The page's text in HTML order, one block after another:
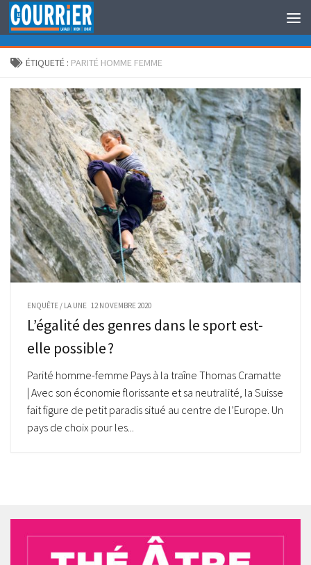
Au dessous du contenu
ÉTIQUETÉ : PARITÉ HOMME FEMME
ENQUÊTE / LA UNE 12 NOVEMBRE 2020
L’égalité des genres dans le sport est-
elle possible ?
Parité homme-femme Pays à la traîne Thomas Cramatte
| Avec son économie florissante et sa neutralité, la Suisse
fait figure de petit paradis situé au centre de l’Europe. Un
pays de choix pour les...